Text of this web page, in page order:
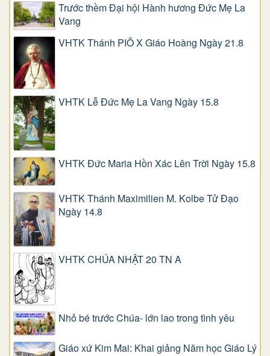
Trước thềm Đại hội Hành hương Đức Mẹ La
Vang
VHTK Thánh PIÔ X Giáo Hoàng Ngày 21.8
VHTK Lễ Đức Mẹ La Vang Ngày 15.8
VHTK Đức Maria Hồn Xác Lên Trời Ngày 15.8
VHTK Thánh Maximilien M. Kolbe Tử Đạo
Ngày 14.8
VHTK CHÚA NHẬT 20 TN A
Nhỏ bé trước Chúa- lớn lao trong tình yêu
Giáo xứ Kim Mai: Khai giảng Năm học Giáo Lý